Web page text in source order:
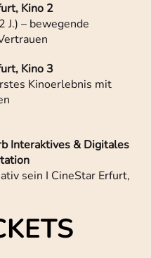
Kino 2
J.) – bewegende
Kino 3
Kinoerlebnis mit
Interaktives & Digitales
sein I CineStar Erfurt,